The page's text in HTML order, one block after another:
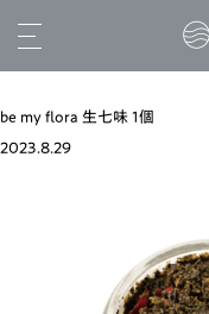
be my flora 生七味 1個
2023.8.29